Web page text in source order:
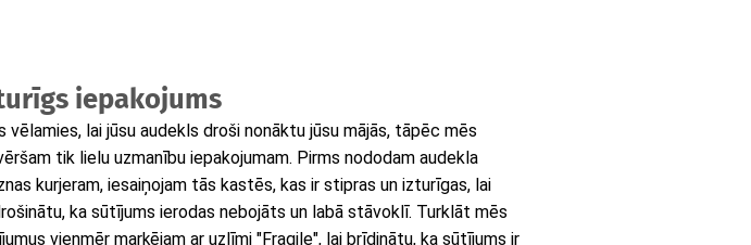
iepakojums
vēlamies, lai jūsu audekls droši nonāktu jūsu mājās, tāpēc mēs
tik lielu uzmanību iepakojumam. Pirms nododam audekla
kurjeram, iesaiņojam tās kastēs, kas ir stipras un izturīgas, lai
ka sūtījums ierodas nebojāts un labā stāvoklī. Turklāt mēs
vienmēr marķējam ar uzlīmi "Fragile", lai brīdinātu, ka sūtījums ir